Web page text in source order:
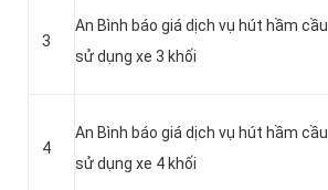
3
An Bình báo giá dịch vụ hút hầm cầu
sử dụng xe 3 khối
4
An Bình báo giá dịch vụ hút hầm cầu
sử dụng xe 4 khối